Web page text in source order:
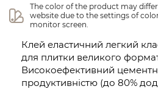
The color of the product may
website due to the settings of
monitor screen.
Клей еластичний легкий
для плитки великого
Високоефективний
продуктивністю (до 80%